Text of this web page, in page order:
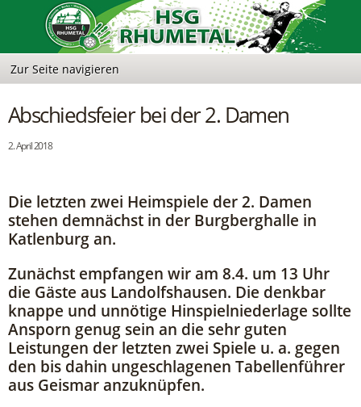
Abschiedsfeier bei der 2. Damen
2. April 2018
Die letzten zwei Heimspiele der 2. Damen
stehen demnächst in der Burgberghalle in
Katlenburg an.
Zunächst empfangen wir am 8.4. um 13 Uhr
die Gäste aus Landolfshausen. Die denkbar
knappe und unnötige Hinspielniederlage sollte
Ansporn genug sein an die sehr guten
Leistungen der letzten zwei Spiele u. a. gegen
den bis dahin ungeschlagenen Tabellenführer
aus Geismar anzuknüpfen.